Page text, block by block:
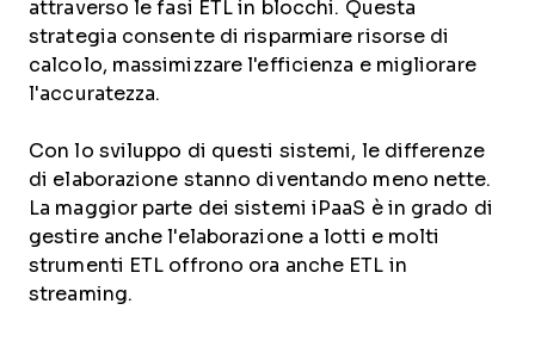
attraverso le fasi ETL in blocchi. Questa
strategia consente di risparmiare risorse di
calcolo, massimizzare l'efficienza e migliorare
l'accuratezza.
Con lo sviluppo di questi sistemi, le differenze
di elaborazione stanno diventando meno nette.
La maggior parte dei sistemi iPaaS è in grado di
gestire anche l'elaborazione a lotti e molti
strumenti ETL offrono ora anche ETL in
streaming.